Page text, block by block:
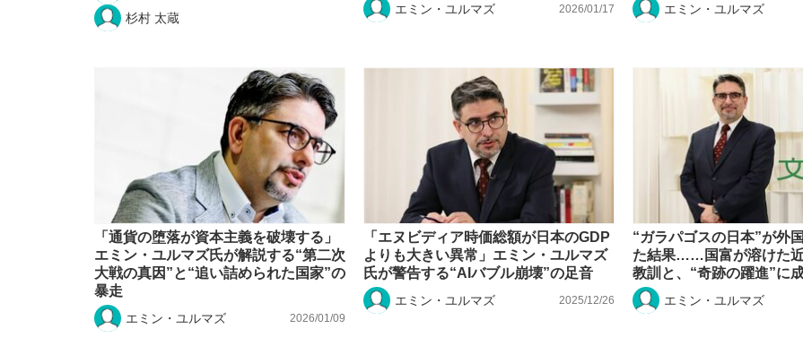
杉村 太蔵
エミン・ユルマズ 2026/01/17 エミン・ユルマズ
「通貨の堕落が資本主義を破壊する」
エミン・ユルマズ氏が解説する“第二次
大戦の真因”と“追い詰められた国家”の
暴走
エミン・ユルマズ 2026/01/09
「エヌビディア時価総額が日本のGDP
よりも大きい異常」エミン・ユルマズ
氏が警告する“AIバブル崩壊”の足音
エミン・ユルマズ 2025/12/26
“ガラパゴスの日本”が外
た結果……国富が溶けた
教訓と、“奇跡の躍進”に
エミン・ユルマズ